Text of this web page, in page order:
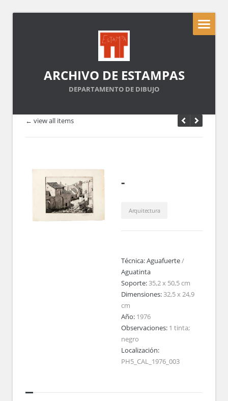
ARCHIVO DE ESTAMPAS
DEPARTAMENTO DE DIBUJO
← view all items
-
Arquitectura
Técnica:Aguafuerte/
Aguatinta
Soporte:35,2 x 50,5 cm
Dimensiones:32,5 x 24,9
cm
Año: 1976
Observaciones: 1 tinta;
negro
Localización:
PH5_CAL_1976_003